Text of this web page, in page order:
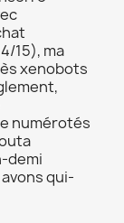
15), ma
xenobots
numérotés
demi
qui-